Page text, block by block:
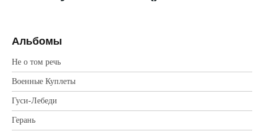
Альбомы
Не о том речь
Военные Куплеты
Гуси-Лебеди
Герань